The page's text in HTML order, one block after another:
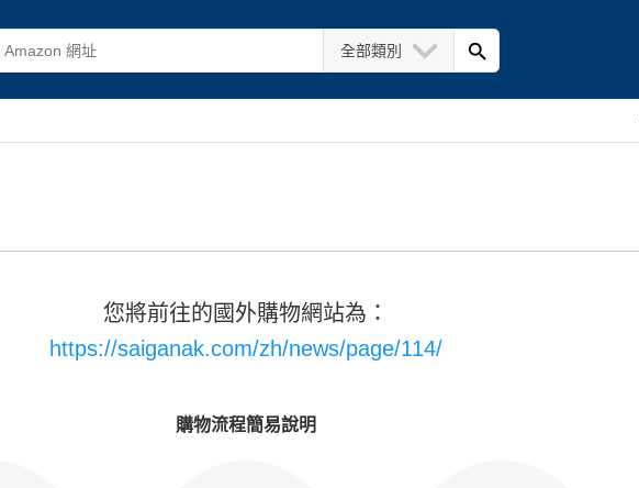
全部類別
您將前往的國外購物網站為：
https://saiganak.com/zh/news/page/114/
購物流程簡易說明